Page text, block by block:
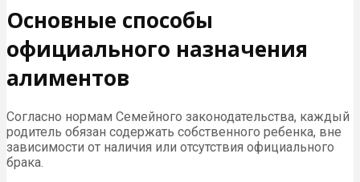
Основные способы
официального назначения
алиментов
Согласно нормам Семейного законодательства, каждый
родитель обязан содержать собственного ребенка, вне
зависимости от наличия или отсутствия официального
брака.